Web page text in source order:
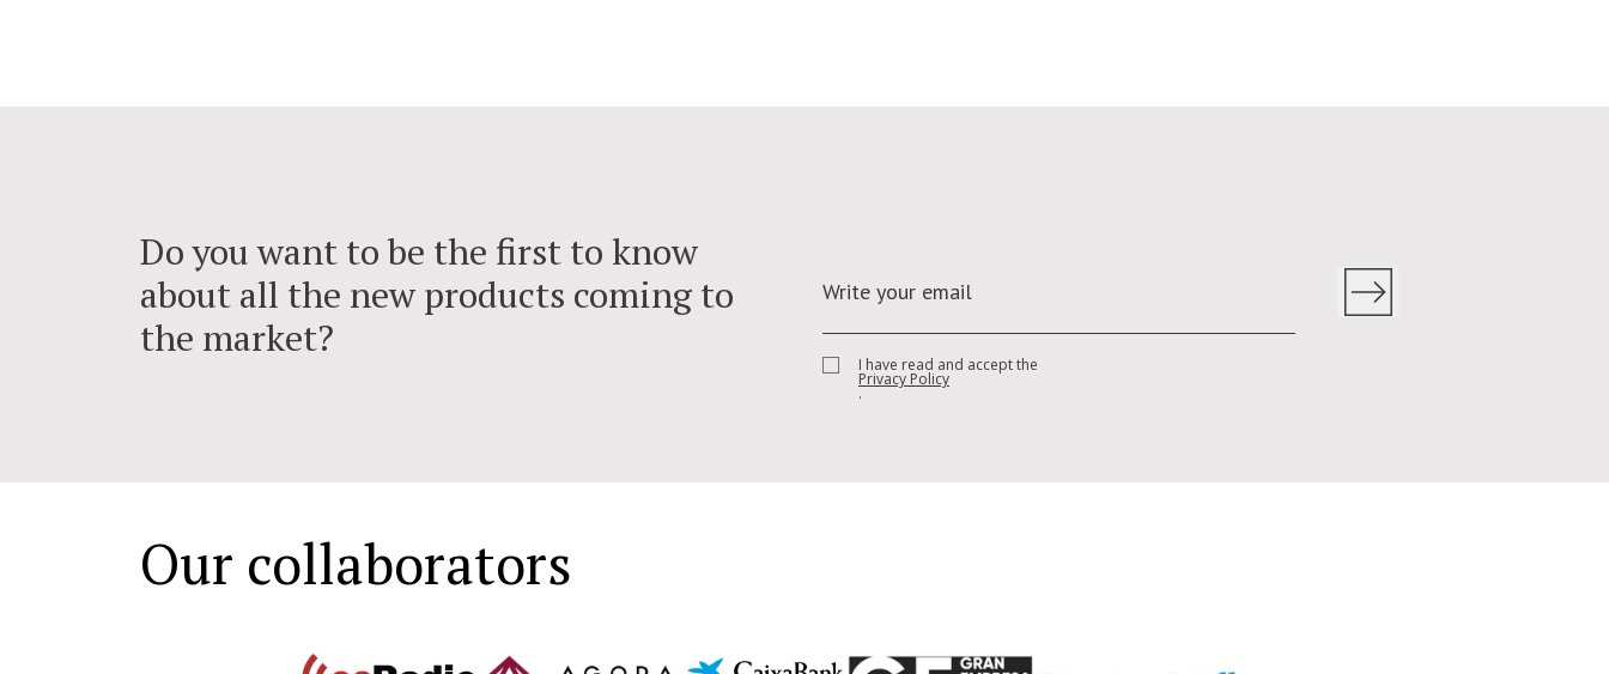
Do you want to be the first to know
about all the new products coming to
the market?
I have read and accept the
Privacy Policy
.
Our collaborators